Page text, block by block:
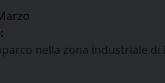
nella zona industriale di